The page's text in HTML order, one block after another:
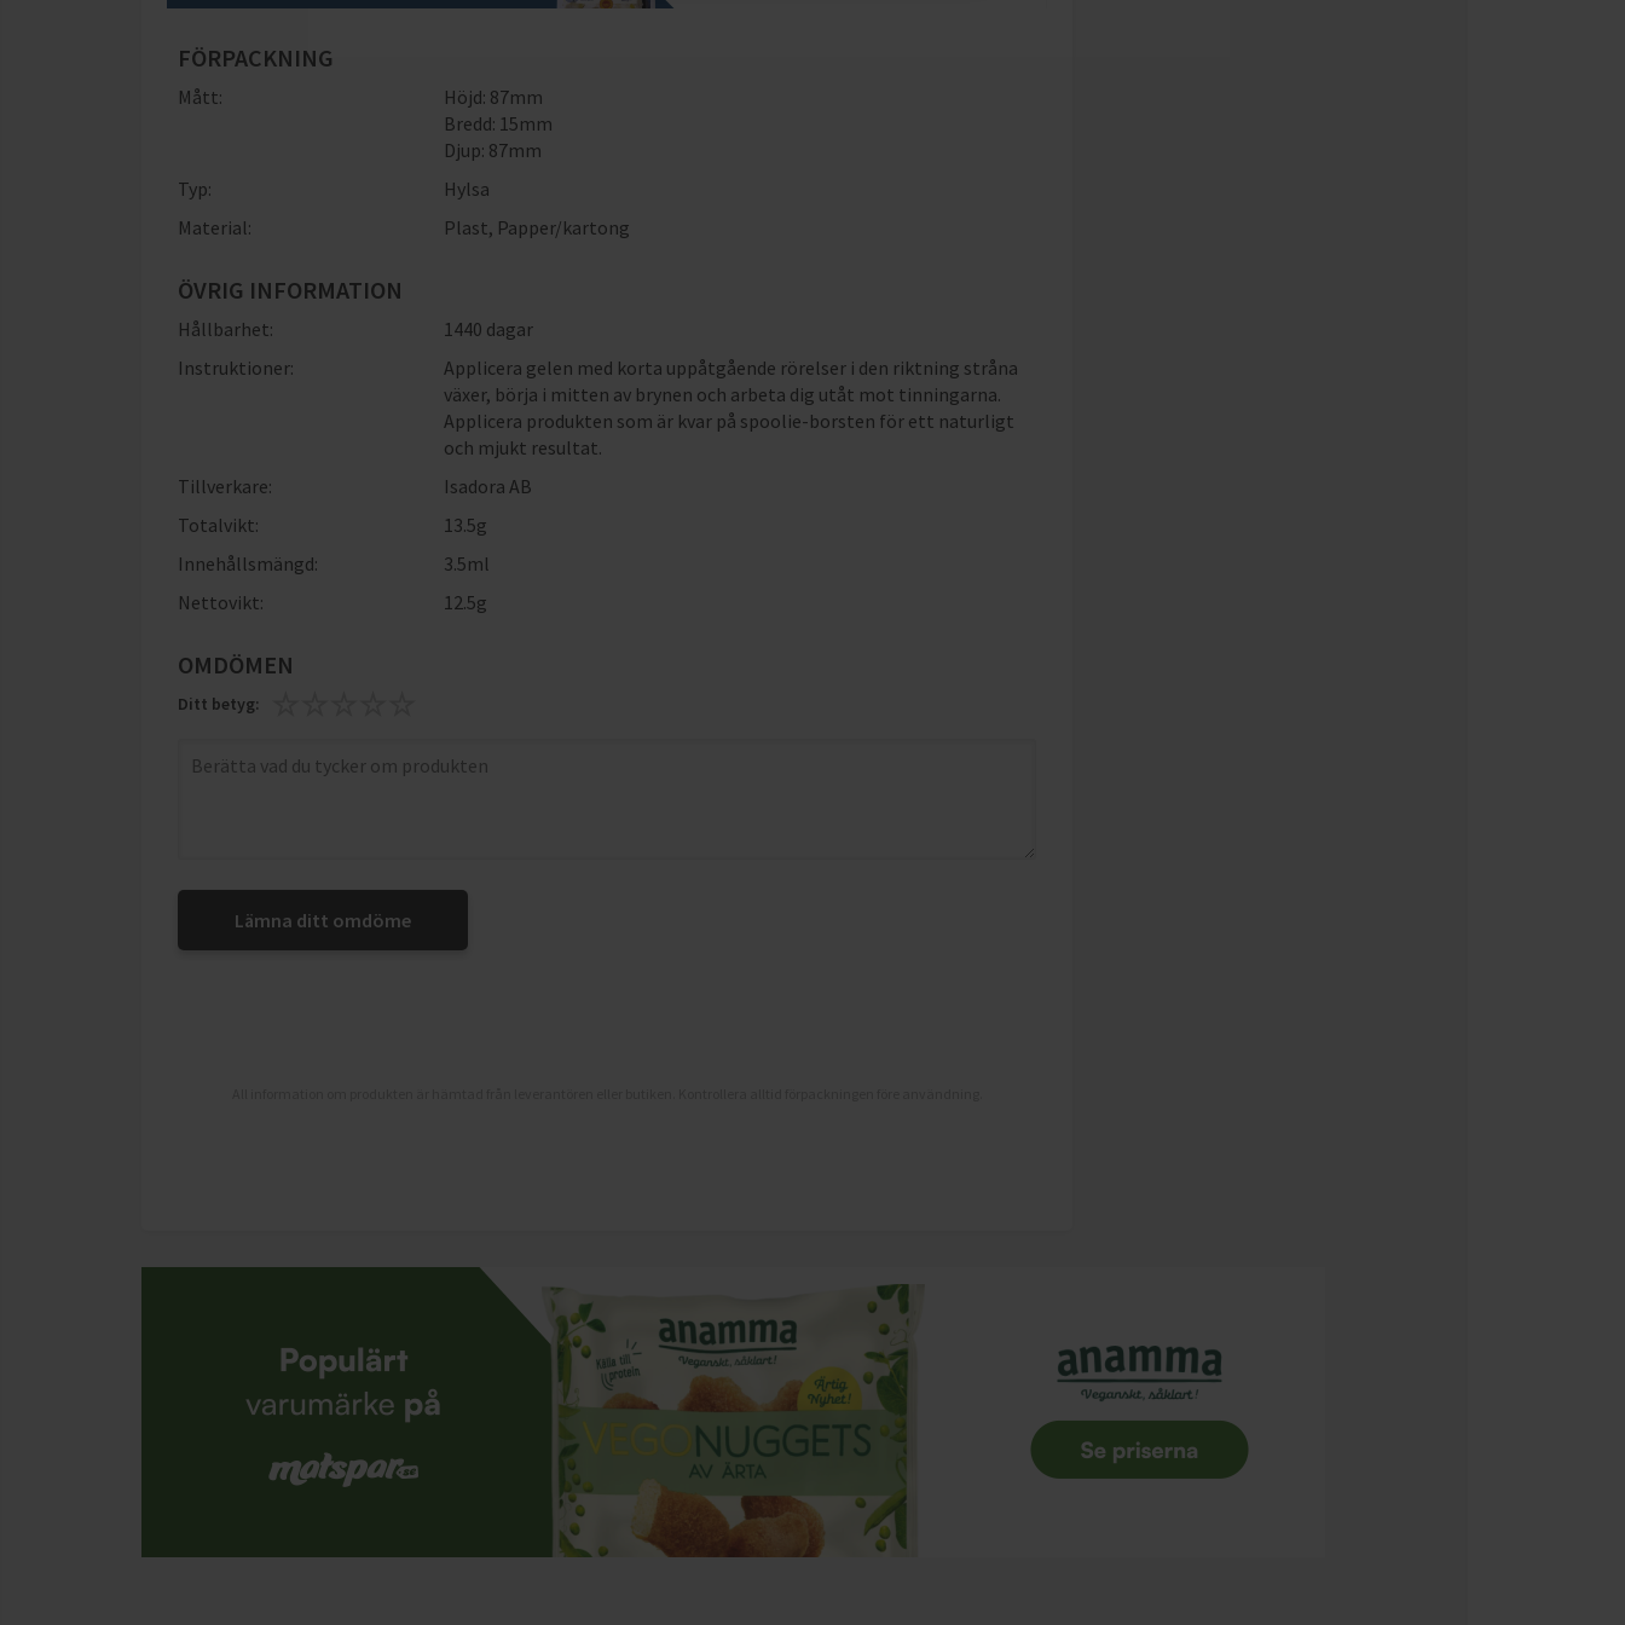
FÖRPACKNING
Mått:
Höjd: 87mm
Bredd: 15mm
Djup: 87mm
Typ:
Hylsa
Material:
Plast, Papper/kartong
ÖVRIG INFORMATION
Hållbarhet:
1440 dagar
Instruktioner:
Applicera gelen med korta uppåtgående rörelser i den riktning stråna
växer, börja i mitten av brynen och arbeta dig utåt mot tinningarna.
Applicera produkten som är kvar på spoolie-borsten för ett naturligt
och mjukt resultat.
Tillverkare:
Isadora AB
Totalvikt:
13.5g
Innehållsmängd:
3.5ml
Nettovikt:
12.5g
OMDÖMEN
Ditt betyg:
Lämna ditt omdöme